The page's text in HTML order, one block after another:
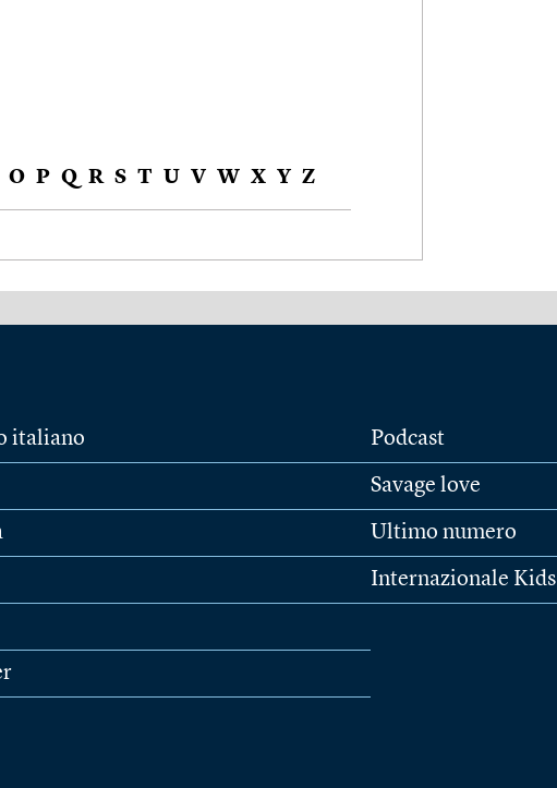
O P Q R S T U V W X Y Z
italiano Podcast
Savage love
Ultimo numero
Internazionale Kids